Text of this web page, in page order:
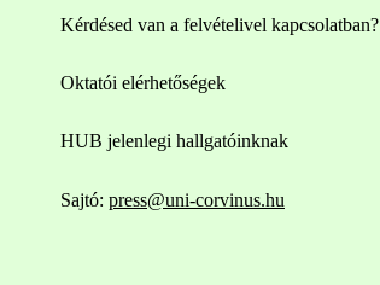
Kérdésed van a felvételivel kapcsolatban?
Oktatói elérhetőségek
HUB jelenlegi hallgatóinknak
Sajtó: press@uni-corvinus.hu